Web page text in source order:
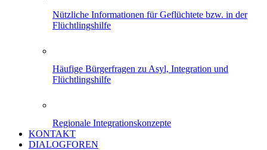
Nützliche Informationen für Geflüchtete bzw. in der
Flüchtlingshilfe
Häufige Bürgerfragen zu Asyl, Integration und
Flüchtlingshilfe
Regionale Integrationskonzepte
KONTAKT
DIALOGFOREN